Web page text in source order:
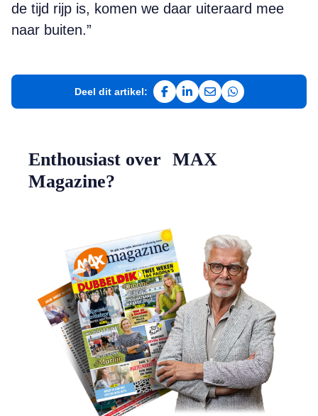
de tijd rijp is, komen we daar uiteraard mee
naar buiten.”
Deel dit artikel:
Deel op Facebook
Deel op LinkedIn
Deel via e-mail
Deel via
Enthousiast over MAX
Magazine?